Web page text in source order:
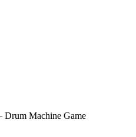
Drum Machine Game